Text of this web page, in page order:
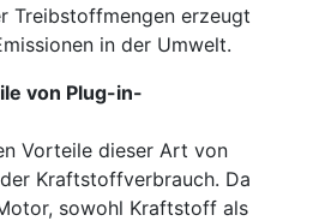
Treibstoffmengen erzeugt
in der Umwelt.
von Plug-in-
Vorteile dieser Art von
Kraftstoffverbrauch. Da
sowohl Kraftstoff als